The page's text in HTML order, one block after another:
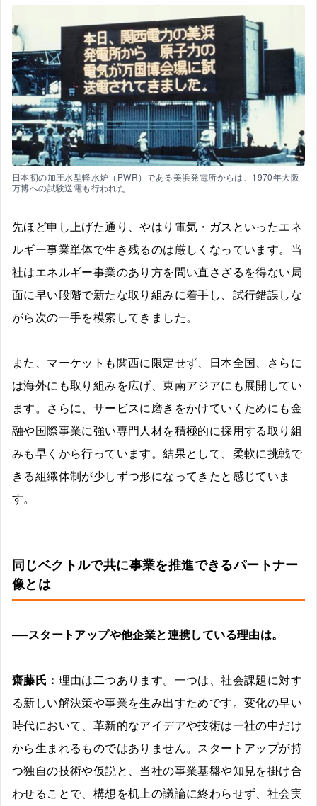
日本初の加圧水型軽水炉（PWR）である美浜発電所からは、1970年大阪
万博への試験送電も行われた
先ほど申し上げた通り、やはり電気・ガスといったエネ
ルギー事業単体で生き残るのは厳しくなっています。当
社はエネルギー事業のあり方を問い直さざるを得ない局
面に早い段階で新たな取り組みに着手し、試行錯誤しな
がら次の一手を模索してきました。
また、マーケットも関西に限定せず、日本全国、さらに
は海外にも取り組みを広げ、東南アジアにも展開してい
ます。さらに、サービスに磨きをかけていくためにも金
融や国際事業に強い専門人材を積極的に採用する取り組
みも早くから行っています。結果として、柔軟に挑戦で
きる組織体制が少しずつ形になってきたと感じていま
す。
同じベクトルで共に事業を推進できるパートナー
像とは
──スタートアップや他企業と連携している理由は。
齋藤氏： 理由は二つあります。一つは、社会課題に対す
る新しい解決策や事業を生み出すためです。変化の早い
時代において、革新的なアイデアや技術は一社の中だけ
から生まれるものではありません。スタートアップが持
つ独自の技術や仮説と、当社の事業基盤や知見を掛け合
わせることで、構想を机上の議論に終わらせず、社会実